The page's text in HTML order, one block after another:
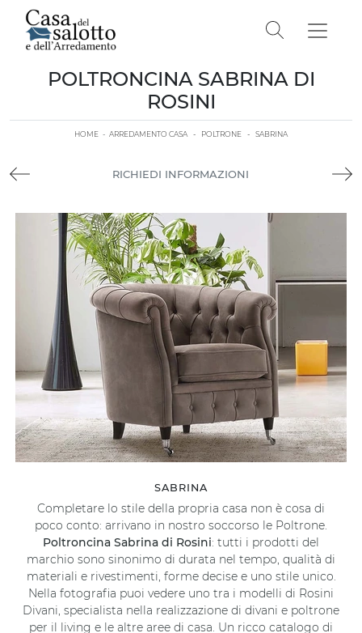
POLTRONCINA SABRINA DI
ROSINI
HOME - ARREDAMENTO CASA - POLTRONE - SABRINA
RICHIEDI INFORMAZIONI
SABRINA
Completare lo stile della propria casa non è cosa di
poco conto: arrivano in nostro soccorso le Poltrone.
Poltroncina Sabrina di Rosini: tutti i prodotti del
marchio sono sinonimo di durata nel tempo, qualità di
materiali e rivestimenti, forme decise e uno stile unico.
Nella fotografia puoi vedere uno tra i modelli di Rosini
Divani, specialista nella realizzazione di divani e poltrone
per il living e le altre aree di casa. Un ricco catalogo di